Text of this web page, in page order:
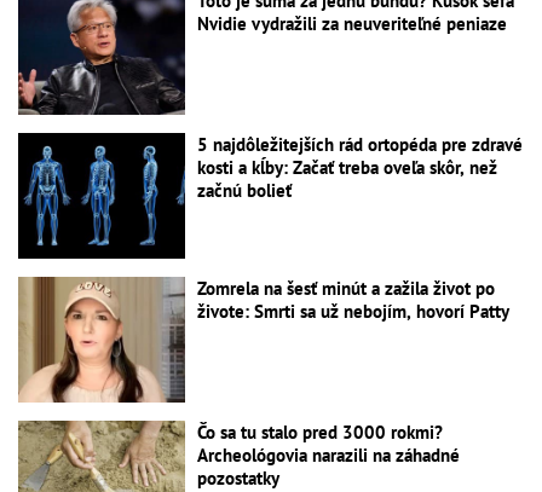
Nvidie vydražili za neuveriteľné peniaze
5 najdôležitejších rád ortopéda pre zdravé
kosti a kĺby: Začať treba oveľa skôr, než
začnú bolieť
Zomrela na šesť minút a zažila život po
živote: Smrti sa už nebojím, hovorí Patty
Čo sa tu stalo pred 3000 rokmi?
Archeológovia narazili na záhadné
pozostatky